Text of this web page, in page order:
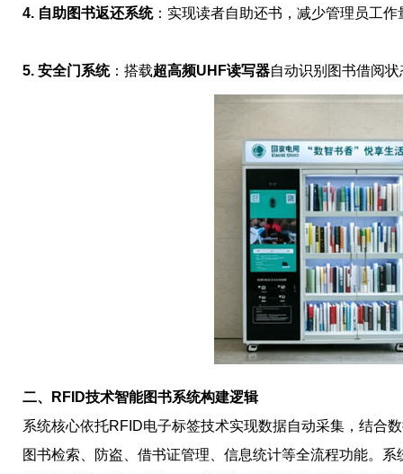
4. 自助图书返还系统：实现读者自助还书，减少管理员工
5. 安全门系统：搭载超高频UHF读写器自动识别图书借阅
二、RFID技术智能图书系统构建逻辑
系统核心依托RFID电子标签技术实现数据自动采集，结合
图书检索、防盗、借书证管理、信息统计等全流程功能。